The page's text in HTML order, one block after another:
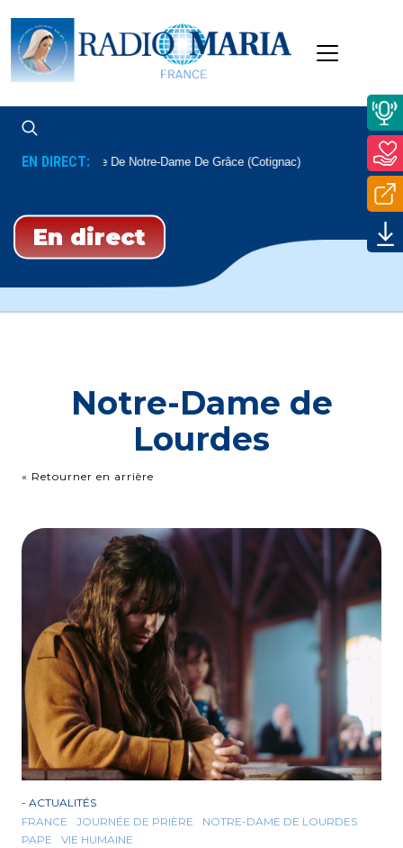
EN DIRECT:Messe De Notre-Dame De Grâce (Cotignac) Tous Les
En direct
Notre-Dame de
Lourdes
« Retourner en arrière
- ACTUALITÉS
FRANCE
JOURNÉE DE PRIÈRE
NOTRE-DAME DE LOURDES
PAPE
VIE HUMAINE